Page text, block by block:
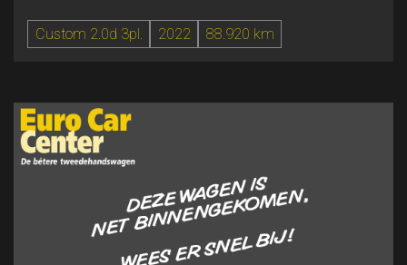
Custom 2.0d 3pl. 2022 88.920 km